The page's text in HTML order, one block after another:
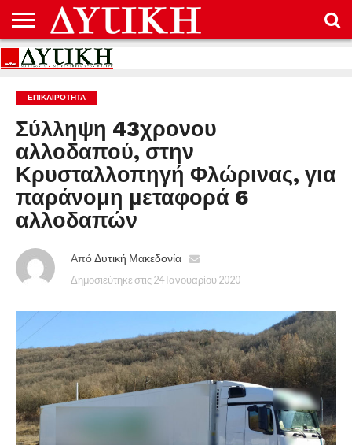
ΑΡΧΙΚΉ
ΕΠΙΚΟΙΝΩΝΊΑ
ΌΡΟΙ
ΠΡΟΣΤΑΣΊΑ
ΔΕΔΟΜΈΝΩΝ
ΕΠΙΚΑΙΡΟΤΗΤΑ
Σύλληψη 43χρονου
αλλοδαπού, στην
Κρυσταλλοπηγή Φλώρινας, για
παράνομη μεταφορά 6
αλλοδαπών
Από Δυτική Μακεδονία
Δημοσιεύτηκε στις 24 Ιανουαρίου 2020